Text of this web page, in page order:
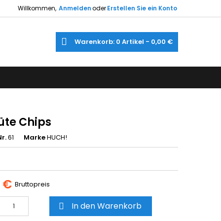
Willkommen, AnmeldenoderErstellen Sie ein Konto
Warenkorb 0 Artikel - 0,00 €
Chips
61 MarkeHUCH!
€ Bruttopreis
 In den Warenkorb